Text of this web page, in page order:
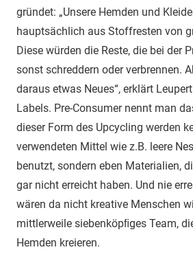
gründet: „Unsere Hemden und
hauptsächlich aus Stoffresten von
Diese würden die Reste, die bei der
sonst schreddern oder verbrennen.
daraus etwas Neues“, erklärt
Labels. Pre-Consumer nennt man
dieser Form des Upcycling werden
verwendeten Mittel wie z.B. leere
benutzt, sondern eben Materialien,
gar nicht erreicht haben. Und nie
wären da nicht kreative Menschen
mittlerweile siebenköpﬁges Team,
Hemden kreieren.